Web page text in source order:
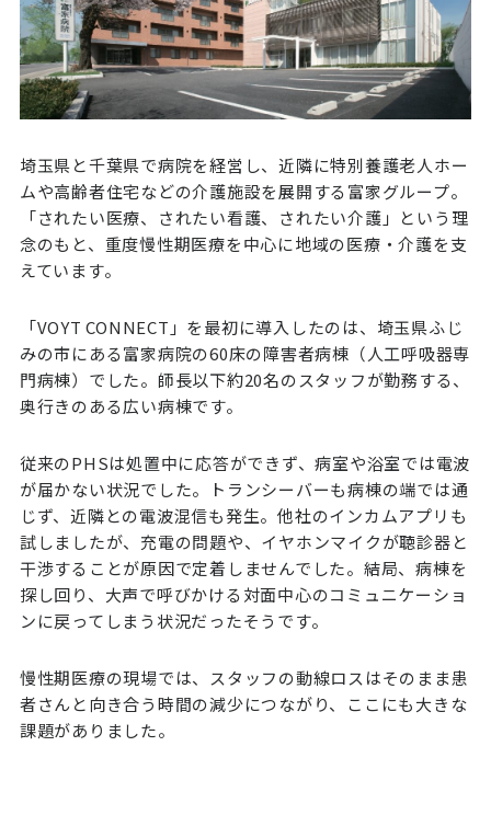
埼玉県と千葉県で病院を経営し、近隣に特別養護老人ホー
ムや高齢者住宅などの介護施設を展開する富家グループ。
「されたい医療、されたい看護、されたい介護」という理
念のもと、重度慢性期医療を中心に地域の医療・介護を支
えています。
「VOYT CONNECT」を最初に導入したのは、埼玉県ふじ
みの市にある富家病院の60床の障害者病棟（人工呼吸器専
門病棟）でした。師長以下約20名のスタッフが勤務する、
奥行きのある広い病棟です。
従来のPHSは処置中に応答ができず、病室や浴室では電波
が届かない状況でした。トランシーバーも病棟の端では通
じず、近隣との電波混信も発生。他社のインカムアプリも
試しましたが、充電の問題や、イヤホンマイクが聴診器と
干渉することが原因で定着しませんでした。結局、病棟を
探し回り、大声で呼びかける対面中心のコミュニケーショ
ンに戻ってしまう状況だったそうです。
慢性期医療の現場では、スタッフの動線ロスはそのまま患
者さんと向き合う時間の減少につながり、ここにも大きな
課題がありました。